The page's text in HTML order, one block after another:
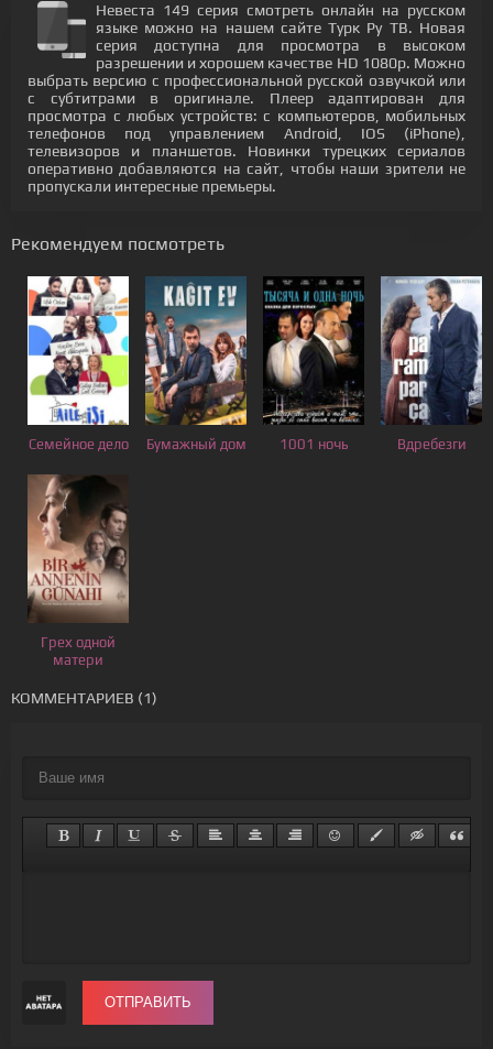
Невеста 149 серия смотреть онлайн на русском
языке можно на нашем сайте Турк Ру ТВ. Новая
серия доступна для просмотра в высоком
разрешении и хорошем качестве HD 1080p. Можно
выбрать версию с профессиональной русской озвучкой или
с субтитрами в оригинале. Плеер адаптирован для
просмотра с любых устройств: с компьютеров, мобильных
телефонов под управлением Android, IOS (iPhone),
телевизоров и планшетов. Новинки турецких сериалов
оперативно добавляются на сайт, чтобы наши зрители не
пропускали интересные премьеры.
Рекомендуем посмотреть
Семейное дело Бумажный дом 1001 ночь Вдребезги
Грех одной
матери
КОММЕНТАРИЕВ (1)
ОТПРАВИТЬ